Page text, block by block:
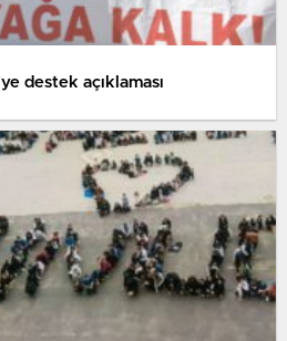
destek açıklaması